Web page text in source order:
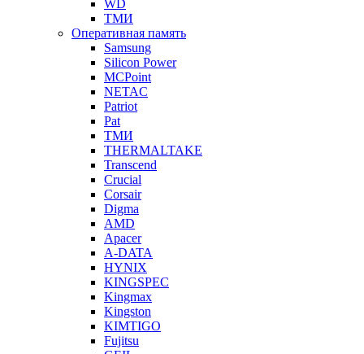
WD
ТМИ
Оперативная память
Samsung
Silicon Power
MCPoint
NETAC
Patriot
Pat
ТМИ
THERMALTAKE
Transcend
Crucial
Corsair
Digma
AMD
Apacer
A-DATA
HYNIX
KINGSPEC
Kingmax
Kingston
KIMTIGO
Fujitsu